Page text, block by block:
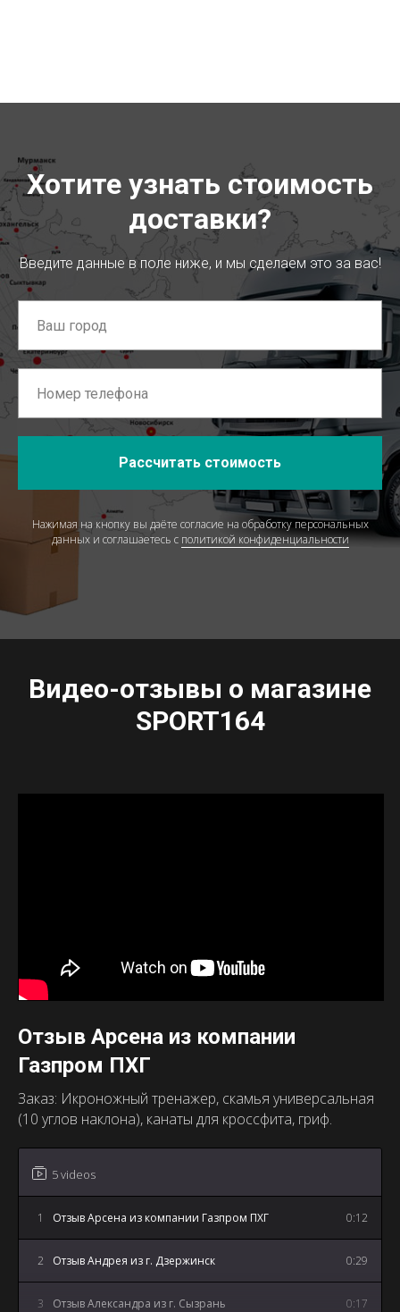
Хотите узнать стоимость
доставки?
Введите данные в поле ниже, и мы сделаем это за вас!
Рассчитать стоимость
Нажимая на кнопку вы даёте согласие на обработку персональных
данных и соглашаетесь c политикой конфиденциальности
Видео-отзывы о магазине
SPORT164
5 videos
1 Отзыв Арсена из компании Газпром ПХГ 0:12
2 Отзыв Андрея из г. Дзержинск 0:29
3 Отзыв Александра из г. Сызрань 0:17
Отзыв Арсена из компании
Газпром ПХГ
Заказ: Икроножный тренажер, скамья универсальная
(10 углов наклона), канаты для кроссфита, гриф.